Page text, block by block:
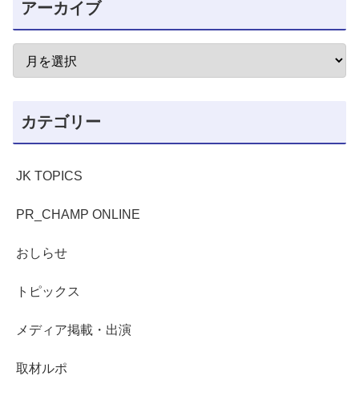
アーカイブ
カテゴリー
JK TOPICS
PR_CHAMP ONLINE
おしらせ
トピックス
メディア掲載・出演
取材ルポ